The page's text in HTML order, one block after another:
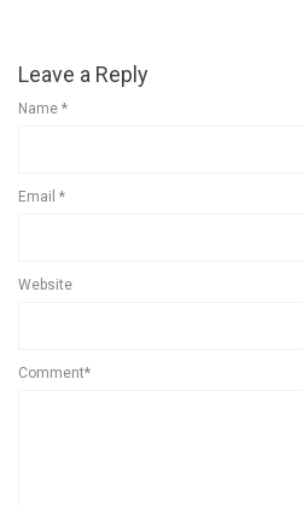
Leave a Reply
Name *
Email *
Website
Comment*